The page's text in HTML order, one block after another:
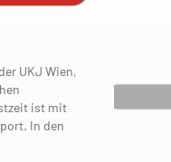
UKJ Wien,
ist mit
In den